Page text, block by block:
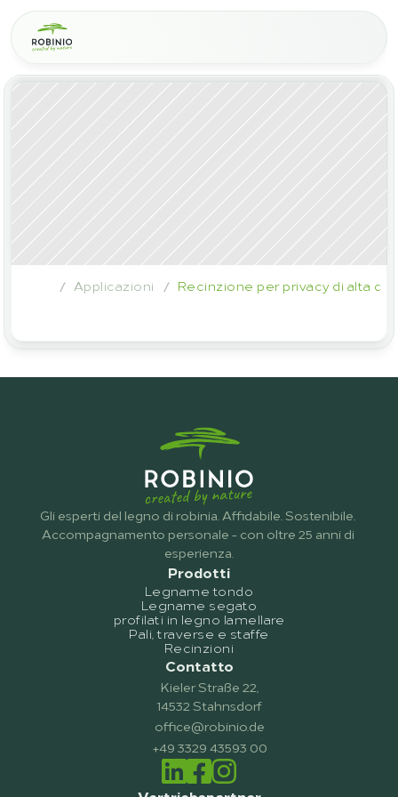
/ Applicazioni / Recinzione per privacy di alta
Gli esperti del legno di robinia. Affidabile. Sostenibile.
Accompagnamento personale - con oltre 25 anni di
esperienza.
Contatto
Kieler Straße 22,
14532 Stahnsdorf
office@robinio.de
+49 3329 43593 00
Prodotti
Legname tondo
Legname segato
profilati in legno lamellare
Pali, traverse e staffe
Recinzioni